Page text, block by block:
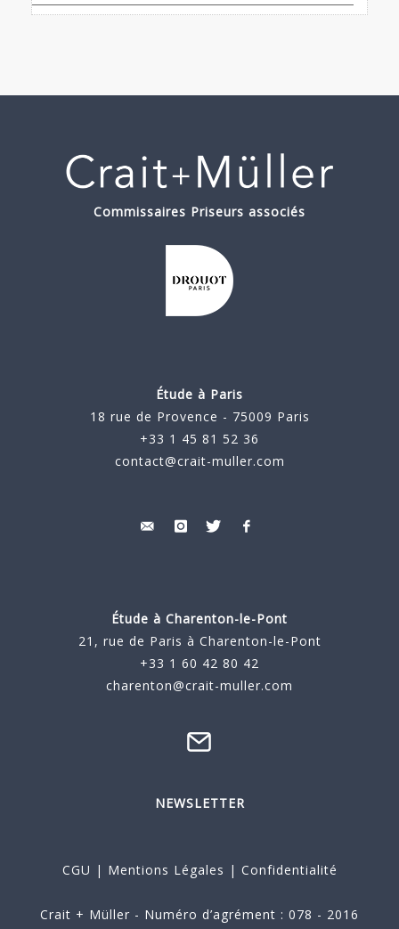
Commissaires Priseurs associés
Étude à Paris
18 rue de Provence - 75009 Paris
+33 1 45 81 52 36
contact@crait-muller.com
Étude à Charenton-le-Pont
21, rue de Paris à Charenton-le-Pont
+33 1 60 42 80 42
charenton@crait-muller.com
NEWSLETTER
CGU | Mentions Légales | Confidentialité
Crait + Müller - Numéro d’agrément : 078 - 2016